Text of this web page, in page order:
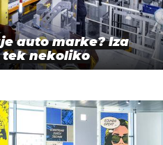
auto marke? Iza
nekoliko